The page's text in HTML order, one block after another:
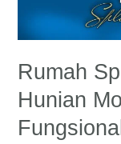
Rumah
Hunian
yang
Megah
dan
Fungsional